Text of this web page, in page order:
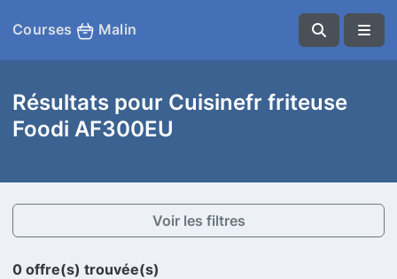
Courses Malin
Résultats pour Cuisinefr friteuse
Foodi AF300EU
Voir les filtres
0 offre(s) trouvée(s)